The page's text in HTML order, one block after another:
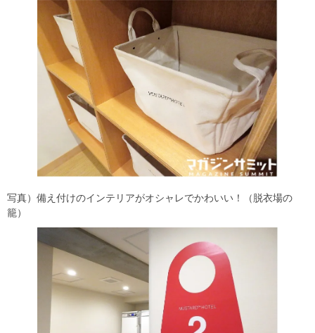
写真）備え付けのインテリアがオシャレでかわいい！（脱衣場の
籠）